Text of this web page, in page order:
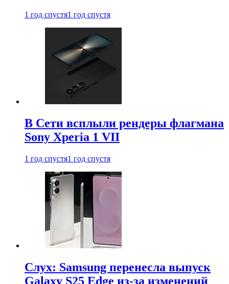
1 год спустя1 год спустя
В Сети всплыли рендеры флагмана
Sony Xperia 1 VII
1 год спустя1 год спустя
Слух: Samsung перенесла выпуск
Galaxy S25 Edge из-за изменений